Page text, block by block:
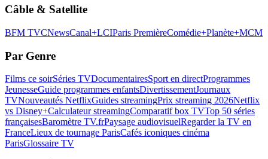
Câble & Satellite
BFM TVCNewsCanal+LCIParis PremièreComédie+Planète+MCM
Par Genre
Films ce soirSéries TVDocumentairesSport en directProgrammes
JeunesseGuide programmes enfantsDivertissementJournaux
TVNouveautés NetflixGuides streamingPrix streaming 2026Netflix
vs Disney+Calculateur streamingComparatif box TVTop 50 séries
françaisesBaromètre TV.frPaysage audiovisuelRegarder la TV en
FranceLieux de tournage ParisCafés iconiques cinéma
ParisGlossaire TV